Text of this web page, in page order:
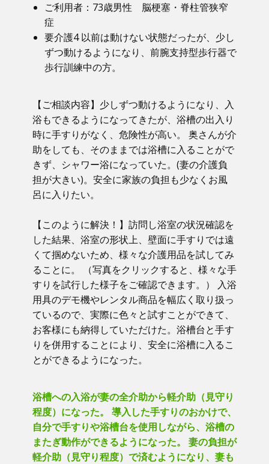
ご利用者：73歳男性 脳梗塞・脊柱管狭窄
症
要介護4 以前は動けない状態だったが、少し
ずつ動けるようになり、前腕支持型歩行器で
歩行訓練中の方。
【ご相談内容】少しずつ動けるようになり、入
浴もできるようになってきたが、浴槽の出入り
時に手すりがなく、危険性が高い。 奥さんが介
助をしても、そのままでは浴槽に入ることがで
きず、シャワー浴になっていた。(妻の介護負
担が大きい)。安全に家族の負担も少なくお風
呂に入りたい。
【このように解決！】訪問し浴室の状況確認を
した結果、浴室の形状上、壁面に手すりでは遠
くて掴めないため、様々な介護用品を試してみ
ることに。 （写真をクリックすると、様々な手
すりを試行した様子をご確認できます。） 入浴
用具のデモ機やレンタル商品を幅広く取り扱っ
ているので、実際に色々と試すことができて、
お客様にも納得していただけた。浴槽台と手す
りを併用することにより、安全に浴槽に入るこ
とができるようになった。
浴槽への入浴が妻の全介助から軽介助（見守り
程度）になった。 導入した手すりのおかけで、
自分で手すりや浴槽台を使用しながら、浴槽の
またぎ動作ができるようになった。 妻の負担が
軽介助（見守り程度）で済むようになり、妻も